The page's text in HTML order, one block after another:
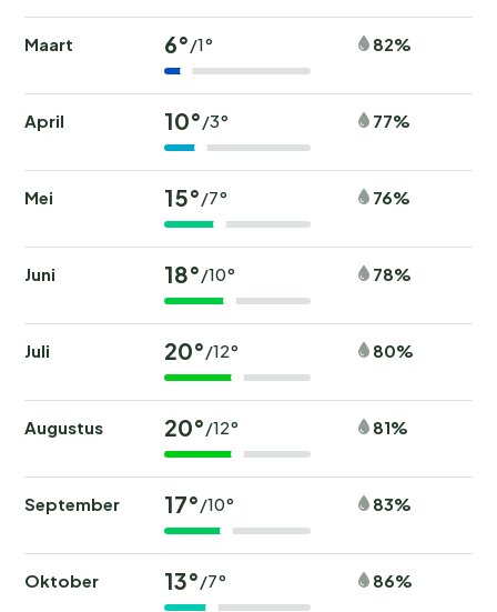
Maart 6°/1° 82%
April 10°/3° 77%
Mei 15°/7° 76%
Juni 18°/10° 78%
Juli 20°/12° 80%
Augustus 20°/12° 81%
September 17°/10° 83%
Oktober 13°/7° 86%